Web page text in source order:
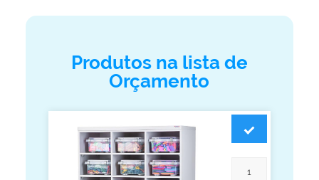
Produtos na lista de
Orçamento
Ambiente Maker